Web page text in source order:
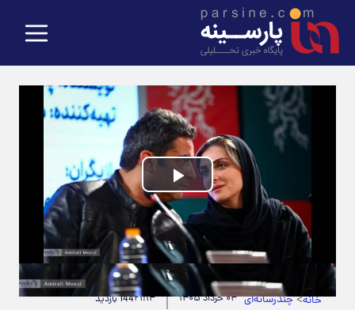
Play
Video
|مدت زمان ویدیو: 00:00:16
خانه>چندرسانه‌ای ۰۴ خرداد ۱۴۰۵ ۲۱:۱۴144 بازدید